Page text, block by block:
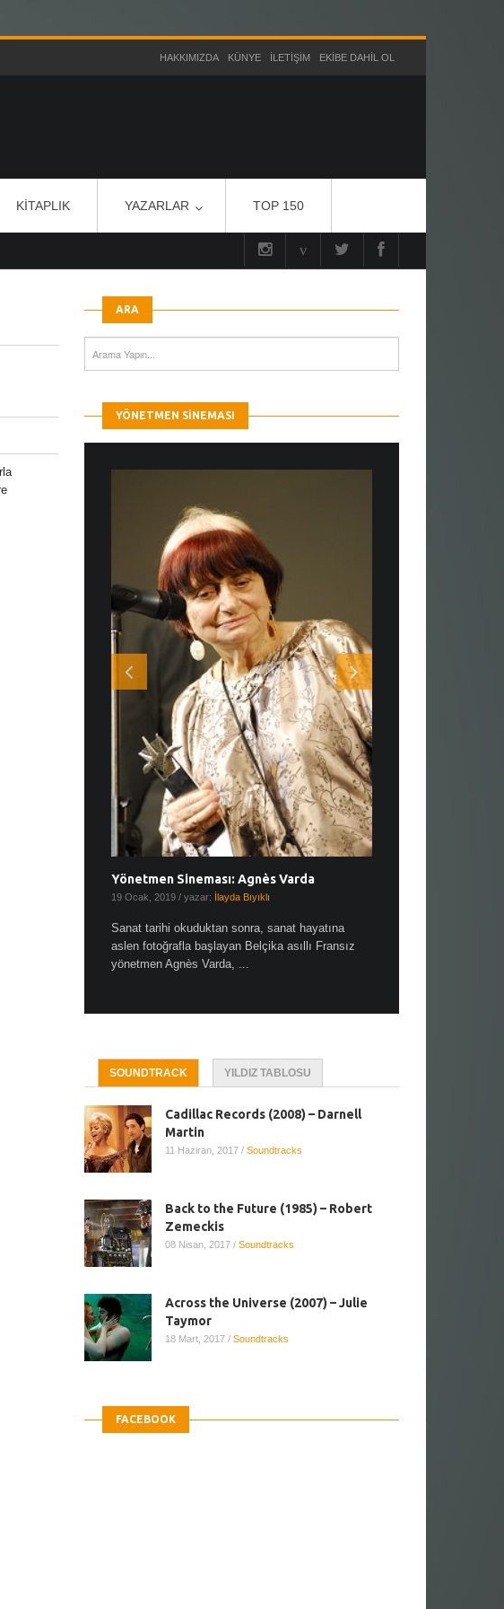
HAKKIMIZDA KÜNYE İLETIŞIM EKIBE DAHIL OL
KITAPLIK YAZARLAR TOP 150
ARA
YÖNETMEN SINEMASI
Yönetmen Sineması: Agnès Varda
19 Ocak, 2019 / yazar: İlayda Bıyıklı
Sanat tarihi okuduktan sonra, sanat hayatına
aslen fotoğrafla başlayan Belçika asıllı Fransız
yönetmen Agnès Varda, ...
SOUNDTRACK YILDIZ TABLOSU
Cadillac Records (2008) – Darnell
Martin
11 Haziran, 2017 / Soundtracks
Back to the Future (1985) – Robert
Zemeckis
08 Nisan, 2017 / Soundtracks
Across the Universe (2007) – Julie
Taymor
18 Mart, 2017 / Soundtracks
FACEBOOK